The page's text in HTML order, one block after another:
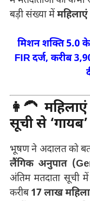
बड़ी संख्या में
मिशन शक्ति 5.0
FIR दर्ज, करीब
👩‍🦱
सूची से ‘गायब’
भूषण ने अदालत को
लैंगिक अनुपात
अंतिम मतदाता सूची
करीब17 लाख